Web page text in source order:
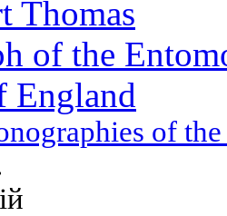
Thomas
of the
England
of